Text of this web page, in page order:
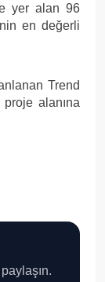
yer alan 96
en değerli
Trend
alanına